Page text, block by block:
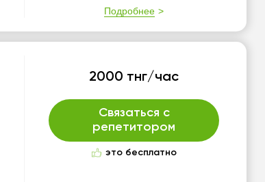
Подробнее
2000 тнг/час
Связаться с
репетитором
это бесплатно